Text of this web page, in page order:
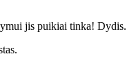
jis puikiai tinka! Dydis.